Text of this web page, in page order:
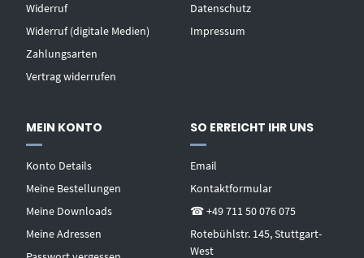
Widerruf
Widerruf (digitale Medien)
Zahlungsarten
Vertrag widerrufen
Datenschutz
Impressum
MEIN KONTO
Konto Details
Meine Bestellungen
Meine Downloads
Meine Adressen
SO ERREICHT IHR UNS
Email
Kontaktformular
☎ +49 711 50 076 075
Rotebühlstr. 145, Stuttgart-
West